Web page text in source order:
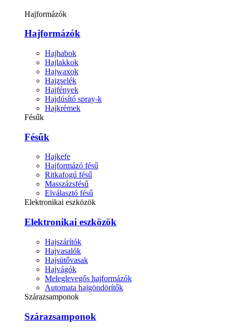
Hajformázók
Hajformázók
Hajhabok
Hajlakkok
Hajwaxok
Hajzselék
Hajfények
Hajdúsító spray-k
Hajkrémek
Fésűk
Fésűk
Hajkefe
Hajformázó fésű
Ritkafogú fésű
Masszázsfésű
Elválasztó fésű
Elektronikai eszközök
Elektronikai eszközök
Hajszárítók
Hajvasalók
Hajsütővasak
Hajvágók
Meleglevegős hajformázók
Automata hajgöndörítők
Szárazsamponok
Szárazsamponok